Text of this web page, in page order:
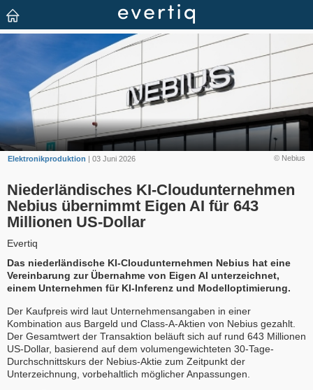
© Nebius
Elektronikproduktion | 03 Juni 2026
Niederländisches KI-Cloudunternehmen
Nebius übernimmt Eigen AI für 643
Millionen US-Dollar
Evertiq
Das niederländische KI-Cloudunternehmen Nebius hat eine
Vereinbarung zur Übernahme von Eigen AI unterzeichnet,
einem Unternehmen für KI-Inferenz und Modelloptimierung.
Der Kaufpreis wird laut Unternehmensangaben in einer
Kombination aus Bargeld und Class-A-Aktien von Nebius gezahlt.
Der Gesamtwert der Transaktion beläuft sich auf rund 643 Millionen
US-Dollar, basierend auf dem volumengewichteten 30-Tage-
Durchschnittskurs der Nebius-Aktie zum Zeitpunkt der
Unterzeichnung, vorbehaltlich möglicher Anpassungen.